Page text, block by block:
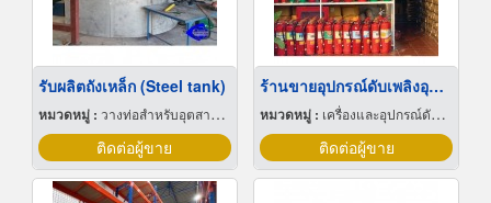
รับผลิตถังเหล็ก (Steel tank)
หมวดหมู่ : วางท่อสำหรับอุตสาหกรรมท่อ
ติดต่อผู้ขาย
ร้านขายอุปกรณ์ดับเพลิงอุดรธานี
หมวดหมู่ : เครื่องและอุปกรณ์ดับเพลิง
ติดต่อผู้ขาย